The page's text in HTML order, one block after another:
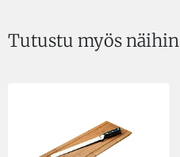
Tutustu myös näihin